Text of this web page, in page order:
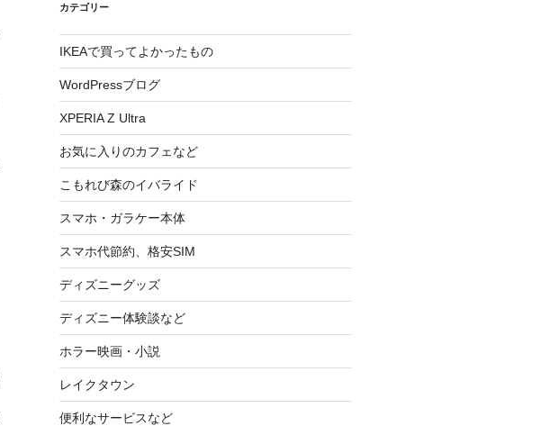
カテゴリー
IKEAで買ってよかったもの
WordPressブログ
XPERIA Z Ultra
お気に入りのカフェなど
こもれび森のイバライド
スマホ・ガラケー本体
スマホ代節約、格安SIM
ディズニーグッズ
ディズニー体験談など
ホラー映画・小説
レイクタウン
便利なサービスなど